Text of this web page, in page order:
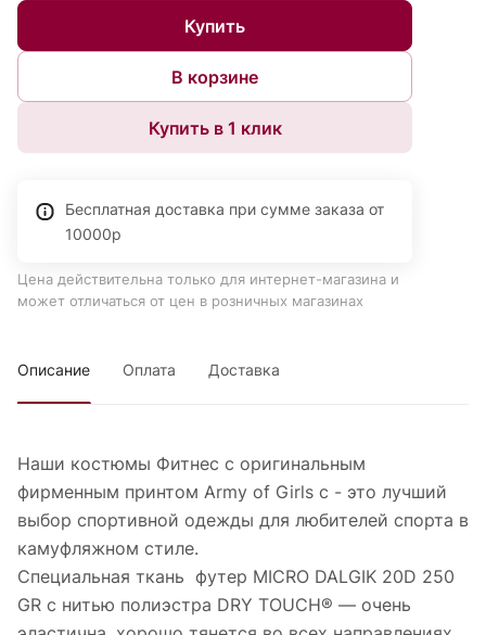
Купить
В корзине
Купить в 1 клик
Бесплатная доставка при сумме заказа от
10000р
Цена действительна только для интернет-магазина и
может отличаться от цен в розничных магазинах
Описание Оплата Доставка
Наши костюмы Фитнес с оригинальным
фирменным принтом Army of Girls с - это лучший
выбор спортивной одежды для любителей спорта в
камуфляжном стиле.
Специальная ткань футер MICRO DALGIK 20D 250
GR с нитью полиэстра DRY TOUCH® — очень